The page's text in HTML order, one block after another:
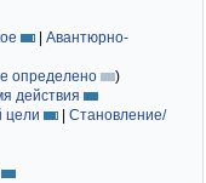
| Авантюрно-
определено
)
действия
цели | Становление/